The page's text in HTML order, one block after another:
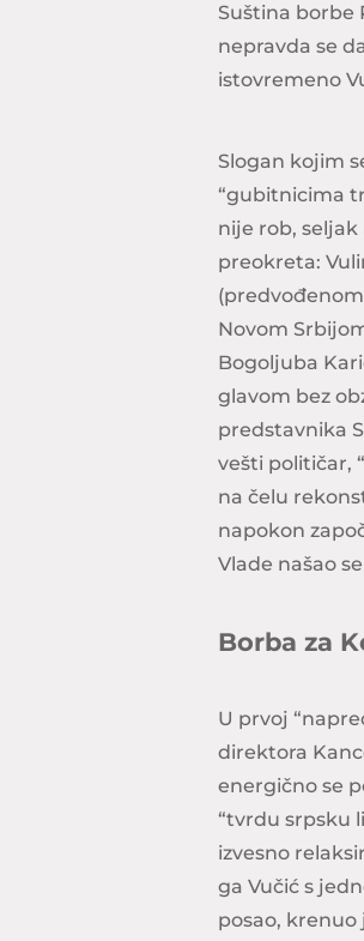
Suština borbe
nepravda se
istovremeno
Slogan kojim
“gubitnicima
nije rob, seljak
preokreta:
Novom
Bogoljuba
glavom bez
predstavnika
vešti političar,
na čelu
napokon
Vlade našao
Borba za
U prvoj
direktora
energično se
“tvrdu srpsku
izvesno
ga Vučić s
posao,